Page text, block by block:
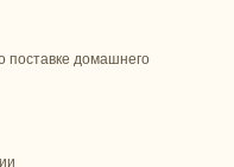
поставке домашнего